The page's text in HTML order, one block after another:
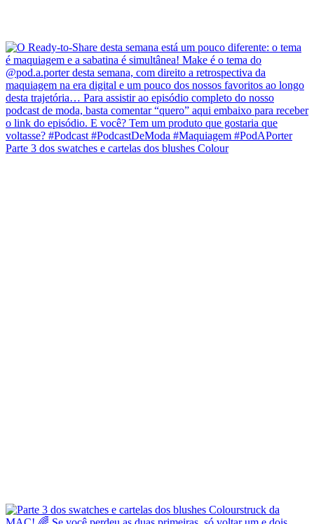
Parte 3 dos swatches e cartelas dos blushes Colour